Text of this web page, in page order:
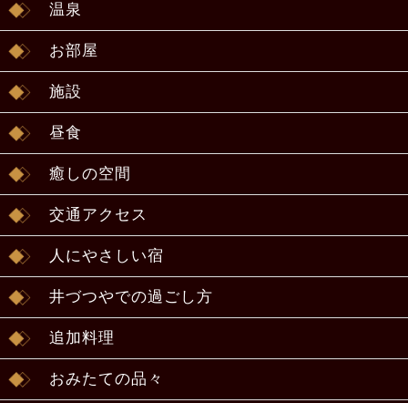
温泉
お部屋
施設
昼食
癒しの空間
交通アクセス
人にやさしい宿
井づつやでの過ごし方
追加料理
おみたての品々